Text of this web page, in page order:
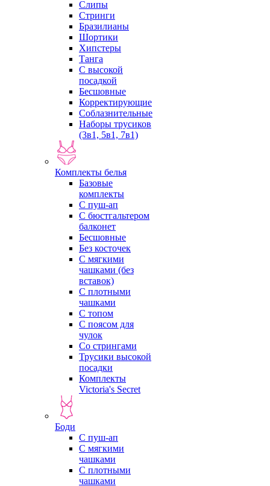
Слипы
Стринги
Бразилианы
Шортики
Хипстеры
Танга
С высокой
посадкой
Бесшовные
Корректирующие
Соблазнительные
Наборы трусиков
(3в1, 5в1, 7в1)
Комплекты белья
Базовые
комплекты
С пуш-ап
С бюстгальтером
балконет
Бесшовные
Без косточек
С мягкими
чашками (без
вставок)
С плотными
чашками
С топом
С поясом для
чулок
Со стрингами
Трусики высокой
посадки
Комплекты
Victoria's Secret
Боди
С пуш-ап
С мягкими
чашками
С плотными
чашками